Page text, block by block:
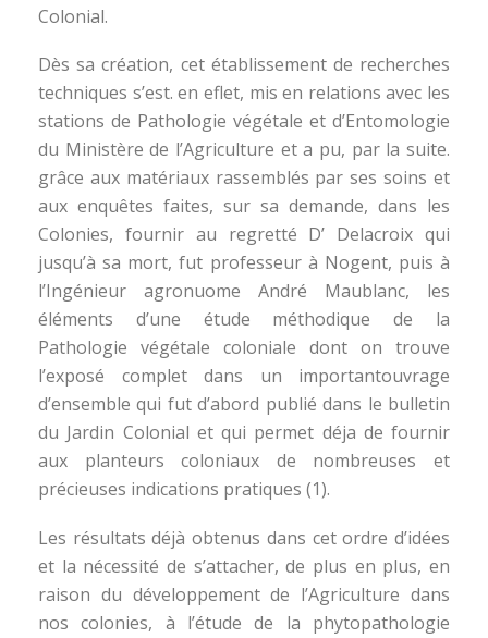
Colonial.
Dès sa création, cet établissement de recherches
techniques s’est. en eflet, mis en relations avec les
stations de Pathologie végétale et d’Entomologie
du Ministère de l’Agriculture et a pu, par la suite.
grâce aux matériaux rassemblés par ses soins et
aux enquêtes faites, sur sa demande, dans les
Colonies, fournir au regretté D’ Delacroix qui
jusqu’à sa mort, fut professeur à Nogent, puis à
l’Ingénieur agronuome André Maublanc, les
éléments d’une étude méthodique de la
Pathologie végétale coloniale dont on trouve
l’exposé complet dans un importantouvrage
d’ensemble qui fut d’abord publié dans le bulletin
du Jardin Colonial et qui permet déja de fournir
aux planteurs coloniaux de nombreuses et
précieuses indications pratiques (1).
Les résultats déjà obtenus dans cet ordre d’idées
et la nécessité de s’attacher, de plus en plus, en
raison du développement de l’Agriculture dans
nos colonies, à l’étude de la phytopathologie